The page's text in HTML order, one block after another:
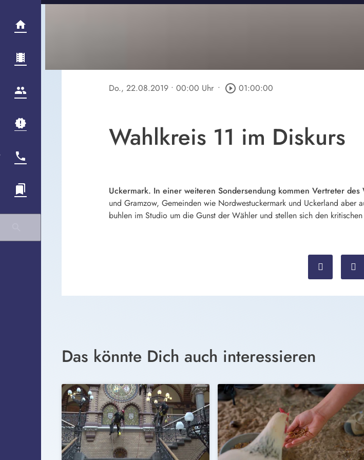
Do., 22.08.2019 • 00:00 Uhr • play_circle_outline 01:00:00
Wahlkreis 11 im Diskurs
Uckermark. In einer weiteren Sondersendung kommen Vertreter des
und Gramzow, Gemeinden wie Nordwestuckermark und Uckerland aber
buhlen im Studio um die Gunst der Wähler und stellen sich den
Das könnte Dich auch interessieren